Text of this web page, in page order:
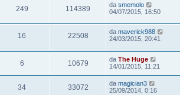
249 114389 da smemolo
04/07/2015, 16:50
16 22508 da maverick988
24/03/2015, 20:41
6 10679 da The Huge
14/01/2015, 11:21
34 33072 da magician3
25/09/2014, 0:16